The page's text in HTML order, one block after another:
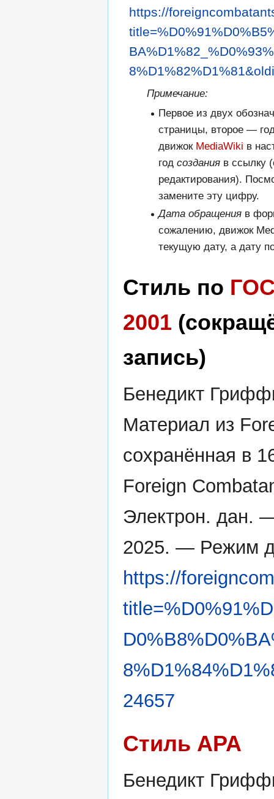
https://
Примечание:
Первое из двух
страницы, второе —
движок MediaWiki в
год созданияв ссылку
редактирования).
замените эту цифру.
Дата обращенияв
сожалению, движок
текущую дату, а дату
Стиль по
2001
запись)
Бенедикт
Материал из
сохранённая в
Foreign
Электрон. дан.
2025. — Режим
https://
24657
Стиль APA
Бенедикт